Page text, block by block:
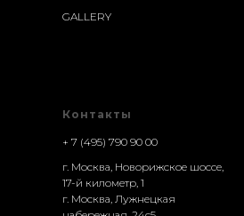
GALLERY
Контакты
+ 7 (495) 790 90 00
г. Москва, Новорижское шоссе,
17-й километр, 1
г. Москва, Лужнецкая